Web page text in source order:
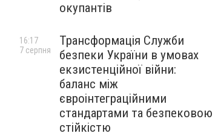
окупантів
Трансформація Служби
безпеки України в умовах
екзистенційної війни:
баланс між
євроінтеграційними
стандартами та безпековою
стійкістю
16:17
7 серпня